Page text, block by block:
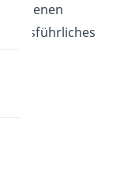
eigenen
ausführliches